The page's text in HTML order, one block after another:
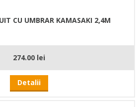
CU UMBRAR KAMASAKI 2,4M
274.00 lei
Detalii